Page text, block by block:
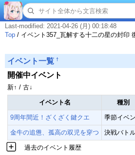
Last-modified: 2021-04-26 (月) 00:18:48
Top / イベント357_瓦解する十二の星の封印
イベント一覧 †
開催中イベント
新↑ / 古↓
イベント名 種別
9周年間近！ざくざく鍵クエ 季節イベ
金牛の追憊、孤高の双児を穿つ 決戦バト
過去のイベント履歴